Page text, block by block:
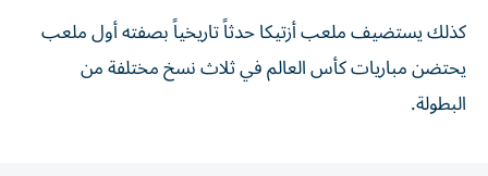
كذلك يستضيف ملعب أزتيكا حدثاً تاريخياً بصفته أول ملعب
يحتضن مباريات كأس العالم في ثلاث نسخ مختلفة من
البطولة.